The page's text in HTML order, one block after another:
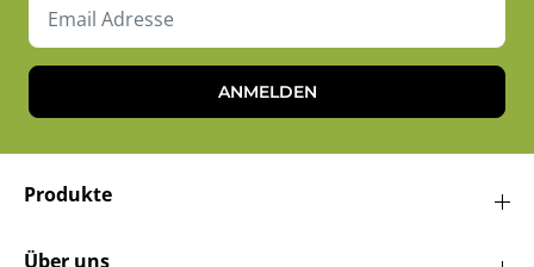
ANMELDEN
Produkte
Über uns